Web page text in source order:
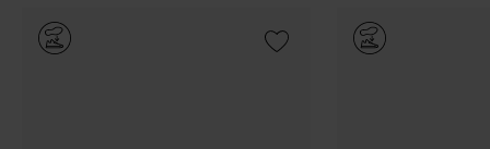
Add to Wishlist